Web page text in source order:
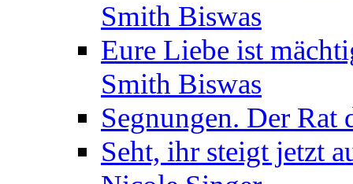
Smith Biswas
Eure Liebe ist
Smith Biswas
Segnungen. Der
Seht, ihr steigt jetzt